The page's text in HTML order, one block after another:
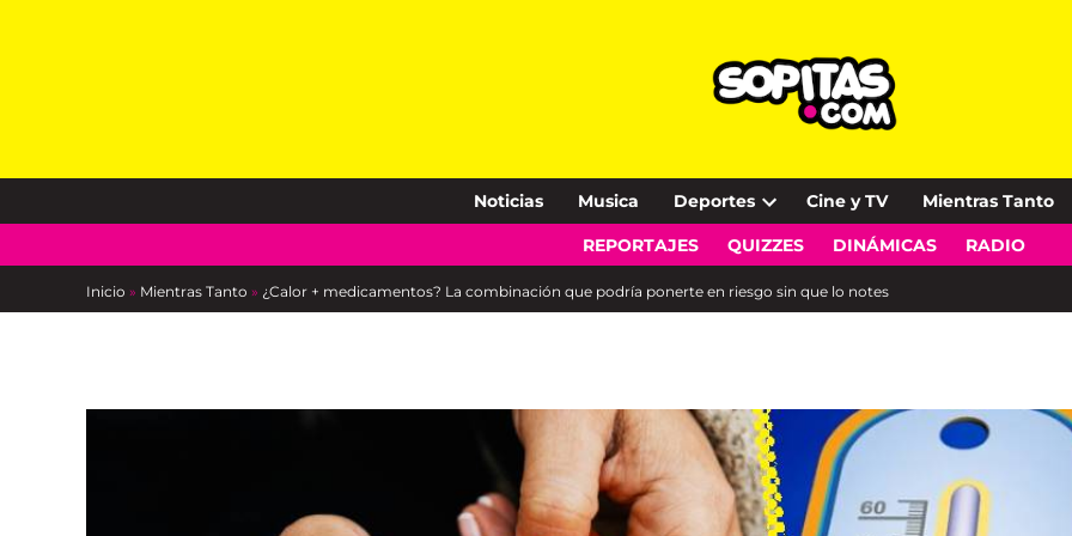
Noticias Musica Deportes
Open
dropdown
Cine y TV Mientras Tanto
REPORTAJES QUIZZES DINÁMICAS RADIO
Inicio » Mientras Tanto » ¿Calor + medicamentos? La combinación que podría ponerte en riesgo sin que lo notes